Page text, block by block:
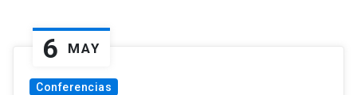
6 MAY
Conferencias